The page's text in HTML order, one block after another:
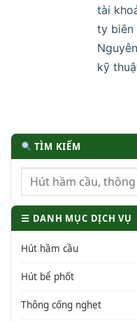
tài
ty biên
kỹ
TÌM KIẾM
☰ DANH MỤC DỊCH VỤ
Hút hầm cầu
Hút bể phốt
Thông cống nghẹt